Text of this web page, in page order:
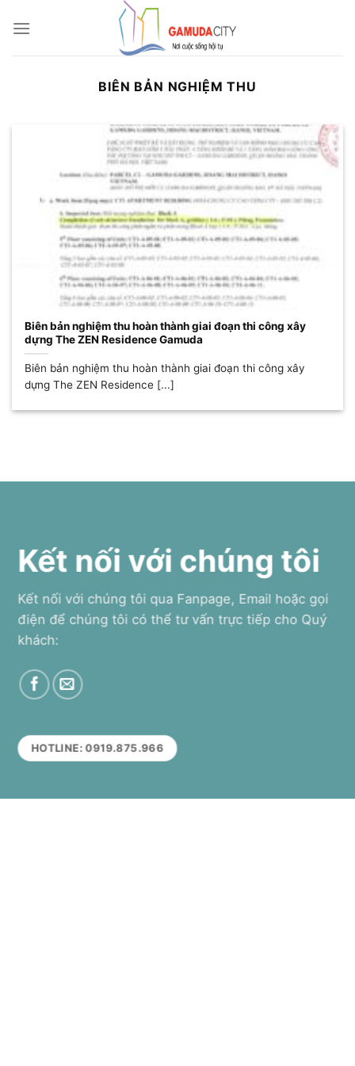
qua
BIÊN BẢN NGHIỆM THU
Biên bản nghiệm thu hoàn thành giai đoạn thi công xây
dựng The ZEN Residence Gamuda
Biên bản nghiệm thu hoàn thành giai đoạn thi công xây
dựng The ZEN Residence [...]
Kết nối với chúng tôi
Kết nối với chúng tôi qua Fanpage, Email hoặc gọi
điện để chúng tôi có thể tư vấn trực tiếp cho Quý
khách:
HOTLINE: 0919.875.966